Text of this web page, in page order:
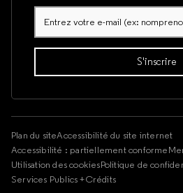
Plan du siteAccessibilité du site internet
Accessibilité : partiellement conforme
Utilisation des cookiesPolitique de
Services Publics +Crédits